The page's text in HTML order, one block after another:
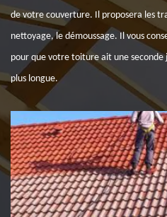
de votre couverture. Il proposera les
nettoyage, le démoussage. Il vous
pour que votre toiture ait une seconde
plus longue.